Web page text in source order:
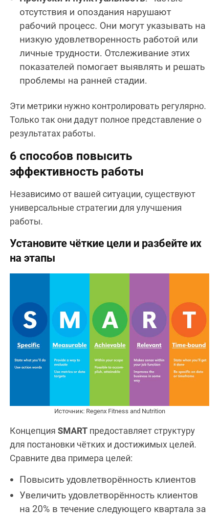
отсутствия и опоздания нарушают
рабочий процесс. Они могут указывать на
низкую удовлетворенность работой или
личные трудности. Отслеживание этих
показателей помогает выявлять и решать
проблемы на ранней стадии.
Эти метрики нужно контролировать регулярно.
Только так они дадут полное представление о
результатах работы.
6 способов повысить
эффективность работы
Независимо от вашей ситуации, существуют
универсальные стратегии для улучшения
работы.
Установите чёткие цели и разбейте их
на этапы
Источник: Regenx Fitness and Nutrition
Концепция SMART предоставляет структуру
для постановки чётких и достижимых целей.
Сравните два примера целей:
Повысить удовлетворённость клиентов
Увеличить удовлетворённость клиентов
на 20% в течение следующего квартала за